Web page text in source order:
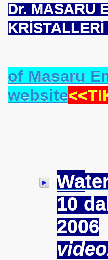
Dr. MASARU
of Masaru
website
Wa
10
2006
KANATSIZ BİR
16 MART DÜNYA
Mucizesi
Göre Birini Bulun